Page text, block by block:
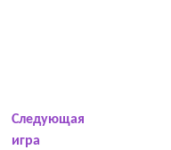
Следующая
игра